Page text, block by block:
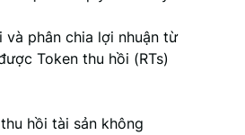
phân chia lợi nhuận từ
Token thu hồi (RTs)
hồi tài sản không